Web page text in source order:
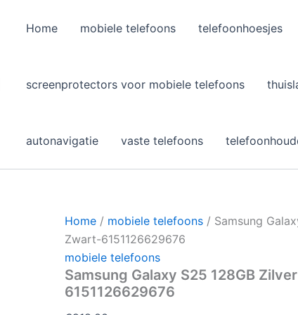
Home mobiele telefoons telefoonhoesjes
screenprotectors voor mobiele telefoons
autonavigatie vaste telefoons
Home / mobiele telefoons / Samsung
Zwart-6151126629676
mobiele telefoons
Samsung Galaxy S25 128GB
6151126629676